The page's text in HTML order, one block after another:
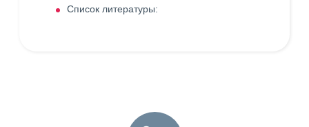
Список литературы: